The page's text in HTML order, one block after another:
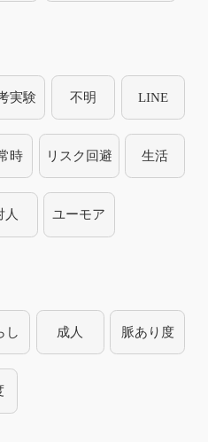
実験 不明 LINE
時 リスク回避 生活
人 ユーモア
し 成人 脈あり度